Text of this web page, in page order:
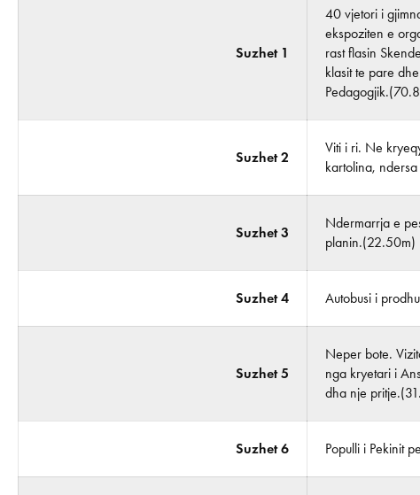
Suzhet 1
40 vjetori i
ekspoziten e
rast flasin
klasit te pare
Suzhet 2
Viti i ri. Ne
kartolina,
Suzhet 3
Ndermarrja e
planin.(22.50m)
Suzhet 4 Autobusi i
Suzhet 5
Neper bote.
nga kryetari i
dha nje
Suzhet 6 Populli i Pekinit